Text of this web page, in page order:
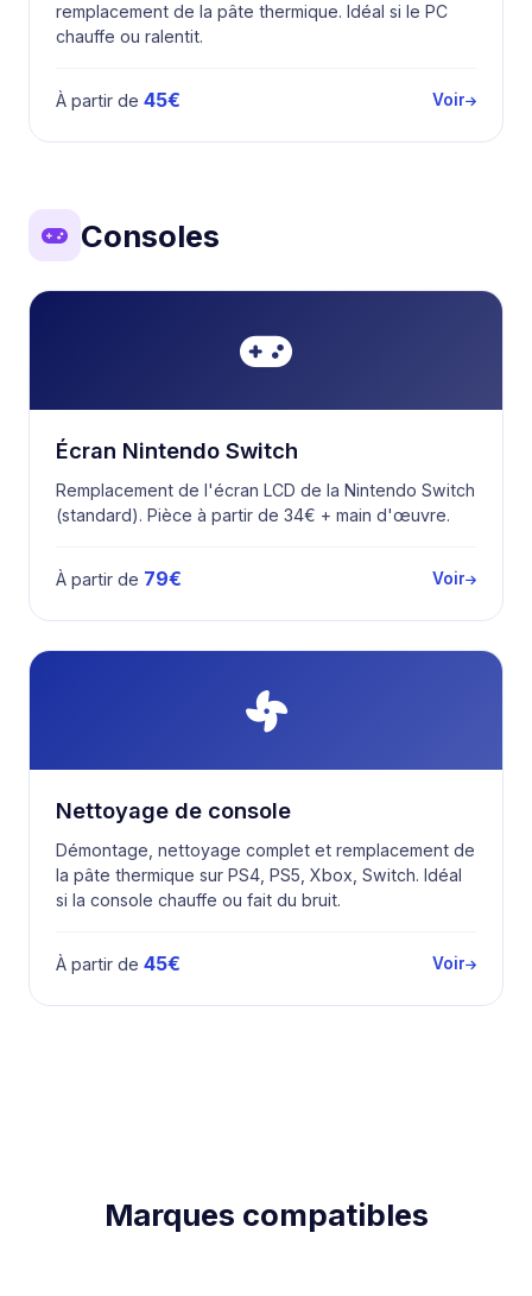
remplacement de la pâte thermique. Idéal si le PC
chauffe ou ralentit.
À partir de 45€ Voir
Consoles
Écran Nintendo Switch
Remplacement de l'écran LCD de la Nintendo Switch
(standard). Pièce à partir de 34€ + main d'œuvre.
À partir de 79€ Voir
Nettoyage de console
Démontage, nettoyage complet et remplacement de
la pâte thermique sur PS4, PS5, Xbox, Switch. Idéal
si la console chauffe ou fait du bruit.
À partir de 45€ Voir
Marques compatibles